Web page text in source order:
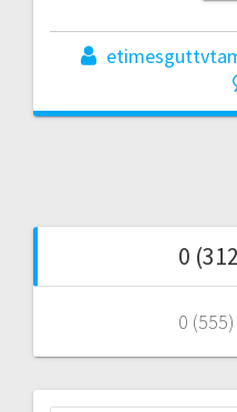
0
0